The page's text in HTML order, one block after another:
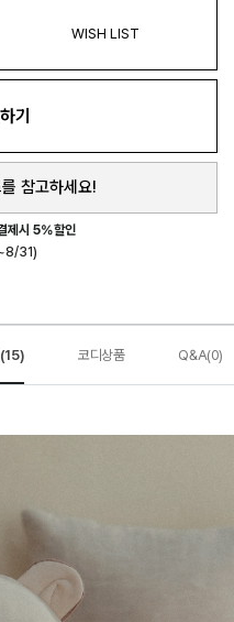
WISH LIST
기
참고하세요!
제시 5%할인
31)
코디상품 Q&A(0)